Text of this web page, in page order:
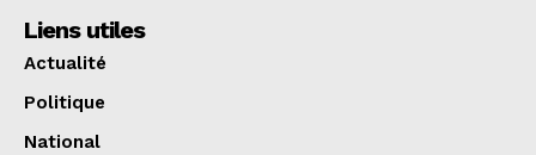
Liens utiles
Actualité
Politique
National